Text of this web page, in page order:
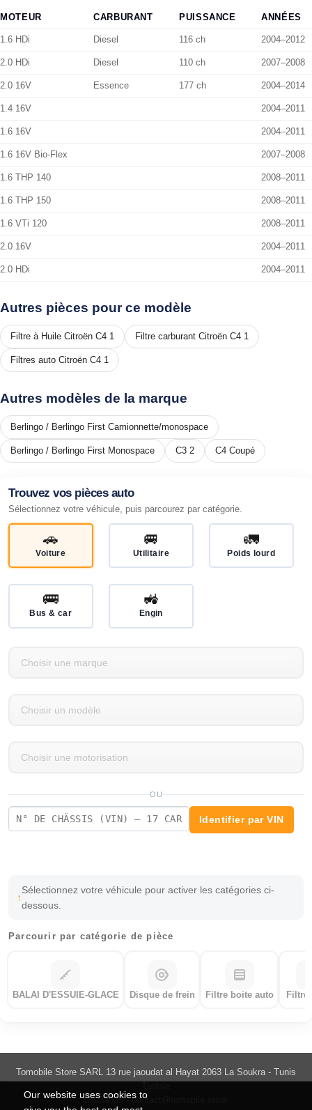
Our website uses cookies to
MOTEUR CARBURANT PUISSANCE ANNÉES
1.6 HDi Diesel 116 ch 2004–2012
2.0 HDi Diesel 110 ch 2007–2008
2.0 16V Essence 177 ch 2004–2014
1.4 16V 2004–2011
1.6 16V 2004–2011
1.6 16V Bio-Flex 2007–2008
1.6 THP 140 2008–2011
1.6 THP 150 2008–2011
1.6 VTi 120 2008–2011
2.0 16V 2004–2011
2.0 HDi 2004–2011
Autres pièces pour ce modèle
Filtre à Huile Citroën C4 1 Filtre carburant Citroën C4 1
Filtres auto Citroën C4 1
Autres modèles de la marque
Berlingo / Berlingo First Camionnette/monospace
Berlingo / Berlingo First Monospace C3 2 C4 Coupé
Trouvez vos pièces auto
Sélectionnez votre véhicule, puis parcourez par catégorie.
🚗
Voiture
🚐
Utilitaire
🚛
Poids lourd
🚌
Bus & car
🚜
Engin
OU
Identifier par VIN
Sélectionnez votre véhicule pour activer les catégories ci-
dessous.
Parcourir par catégorie de pièce
BALAI D'ESSUIE-GLACE Disque de frein Filtre boite auto
Tomobile Store SARL 13 rue jaoudat al Hayat 2063 La Soukra - Tunis
55033035 -contact@tomobile.store